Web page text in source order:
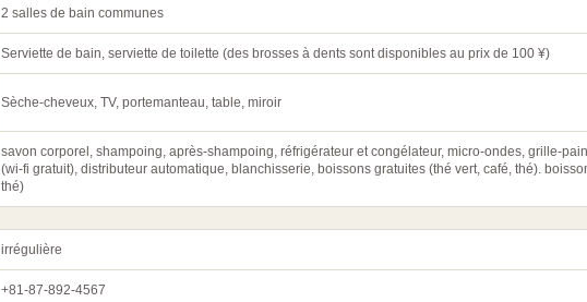
2 salles de bain communes
Serviette de bain, serviette de toilette (des brosses à dents sont disponibles au prix de 100 ¥)
Sèche-cheveux, TV, portemanteau, table, miroir
savon corporel, shampoing, après-shampoing, réfrigérateur et congélateur, micro-ondes, grille-
(wi-fi gratuit), distributeur automatique, blanchisserie, boissons gratuites (thé vert, café, thé).
thé)
irrégulière
+81-87-892-4567